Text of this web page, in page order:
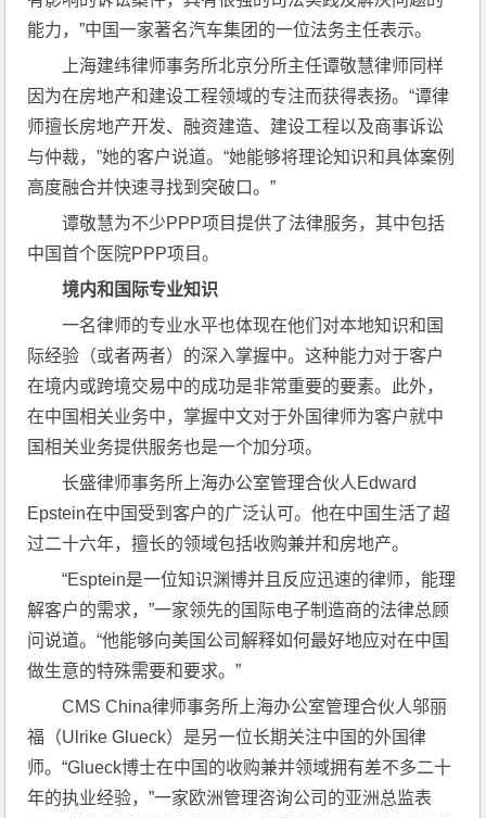
能力，”中国一家著名汽车集团的一位法务主任表示。
上海建纬律师事务所北京分所主任谭敬慧律师同样
因为在房地产和建设工程领域的专注而获得表扬。“谭律
师擅长房地产开发、融资建造、建设工程以及商事诉讼
与仲裁，”她的客户说道。“她能够将理论知识和具体案例
高度融合并快速寻找到突破口。”
谭敬慧为不少PPP项目提供了法律服务，其中包括
中国首个医院PPP项目。
境内和国际专业知识
一名律师的专业水平也体现在他们对本地知识和国
际经验（或者两者）的深入掌握中。这种能力对于客户
在境内或跨境交易中的成功是非常重要的要素。此外，
在中国相关业务中，掌握中文对于外国律师为客户就中
国相关业务提供服务也是一个加分项。
长盛律师事务所上海办公室管理合伙人Edward
Epstein在中国受到客户的广泛认可。他在中国生活了超
过二十六年，擅长的领域包括收购兼并和房地产。
“Esptein是一位知识渊博并且反应迅速的律师，能理
解客户的需求，”一家领先的国际电子制造商的法律总顾
问说道。“他能够向美国公司解释如何最好地应对在中国
做生意的特殊需要和要求。”
CMS China律师事务所上海办公室管理合伙人邬丽
福（Ulrike Glueck）是另一位长期关注中国的外国律
师。“Glueck博士在中国的收购兼并领域拥有差不多二十
年的执业经验，”一家欧洲管理咨询公司的亚洲总监表